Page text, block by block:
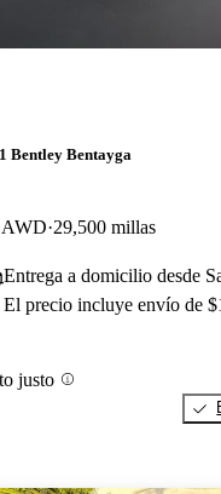
Bentley Bentayga
29,500 millas
Entrega a domicilio desde
El precio incluye envío de
justo